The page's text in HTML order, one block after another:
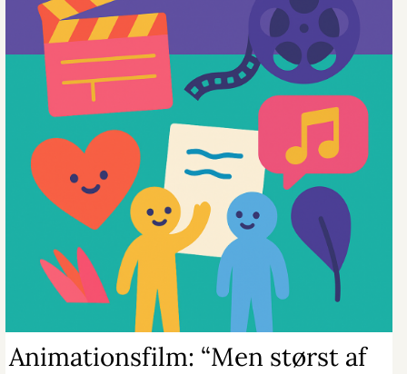
Animationsfilm: “Men størst af